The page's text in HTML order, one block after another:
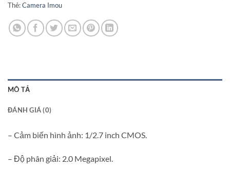
Thẻ:Camera Imou
MÔ TẢ
ĐÁNH GIÁ (0)
– Cảm biến hình ảnh: 1/2.7 inch CMOS.
– Độ phân giải: 2.0 Megapixel.